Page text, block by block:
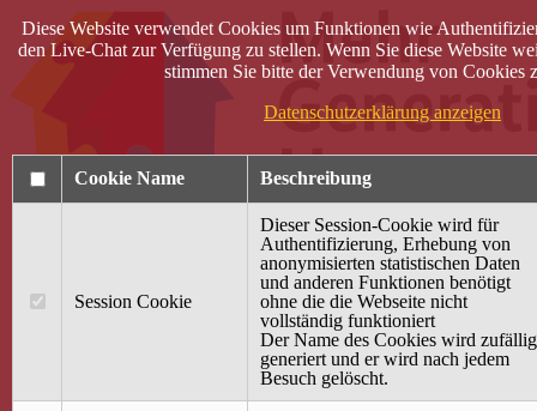
40 Jahre Mütterzentrum
Diese Website verwendet Cookies um Funktionen wie
den Live-Chat zur Verfügung zu stellen. Wenn Sie diese Website
stimmen Sie bitte der Verwendung von Cookies
Datenschutzerklärung anzeigen
Cookie Name Beschreibung
Session Cookie
Dieser Session-Cookie wird für
Authentifizierung, Erhebung von
anonymisierten statistischen Daten
und anderen Funktionen benötigt
ohne die die Webseite nicht
vollständig funktioniert
Der Name des Cookies wird zufällig
generiert und er wird nach jedem
Besuch gelöscht.